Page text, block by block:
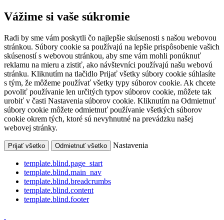
Vážime si vaše súkromie
Radi by sme vám poskytli čo najlepšie skúsenosti s našou webovou
stránkou. Súbory cookie sa používajú na lepšie prispôsobenie vašich
skúseností s webovou stránkou, aby sme vám mohli ponúknuť
reklamu na mieru a zistiť, ako návštevníci používajú našu webovú
stránku. Kliknutím na tlačidlo Prijať všetky súbory cookie súhlasíte
s tým, že môžeme používať všetky typy súborov cookie. Ak chcete
povoliť používanie len určitých typov súborov cookie, môžete tak
urobiť v časti Nastavenia súborov cookie. Kliknutím na Odmietnuť
súbory cookie môžete odmietnuť používanie všetkých súborov
cookie okrem tých, ktoré sú nevyhnutné na prevádzku našej
webovej stránky.
Prijať všetko Odmietnuť všetko Nastavenia
template.blind.page_start
template.blind.main_nav
template.blind.breadcrumbs
template.blind.content
template.blind.footer